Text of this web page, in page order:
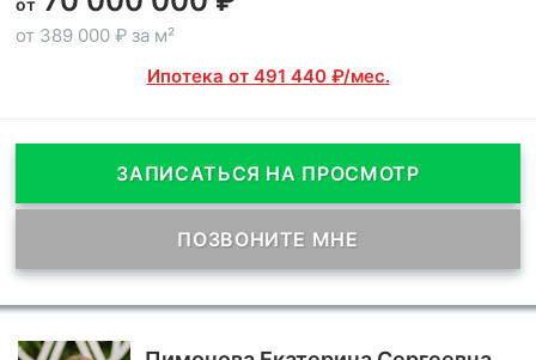
от
от 389 000 ₽ за м²
Ипотека от 491 440 ₽/мес.
ЗАПИСАТЬСЯ НА ПРОСМОТР
ПОЗВОНИТЕ МНЕ